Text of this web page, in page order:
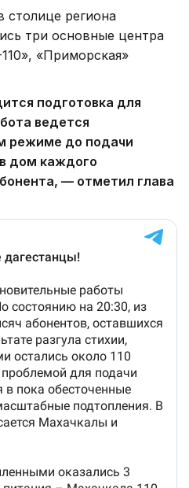
столице региона
три основные центра
«Приморская»
подготовка для
ведется
режиме до подачи
дом каждого
— отметил глава